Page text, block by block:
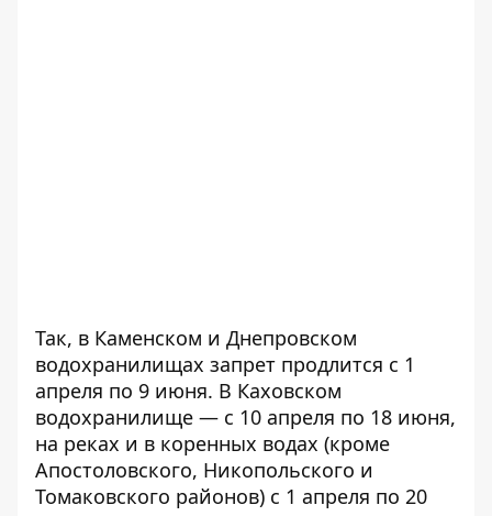
Так, в Каменском и Днепровском
водохранилищах запрет продлится с 1
апреля по 9 июня. В Каховском
водохранилище — с 10 апреля по 18 июня,
на реках и в коренных водах (кроме
Апостоловского, Никопольского и
Томаковского районов) с 1 апреля по 20